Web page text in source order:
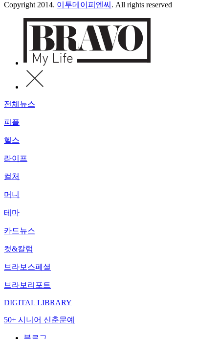
Copyright 2014. 이투데이피엔씨 . All rights reserved
전체뉴스
피플
헬스
라이프
컬처
머니
테마
카드뉴스
컷&칼럼
브라보스페셜
브라보리포트
DIGITAL LIBRARY
50+ 시니어 신춘문예